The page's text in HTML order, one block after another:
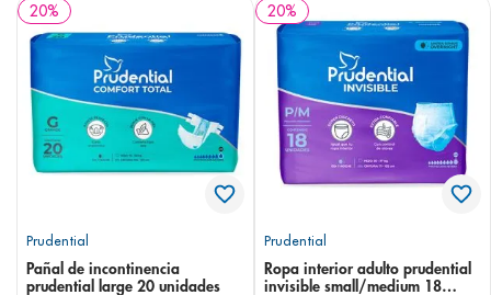
20%
Prudential
Pañal de incontinencia
prudential large 20 unidades
20%
Prudential
Ropa interior adulto prudential
invisible small/medium 18